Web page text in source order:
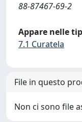
88-87467-69-2
Appare nelle
7.1 Curatela
File in questo
Non ci sono file